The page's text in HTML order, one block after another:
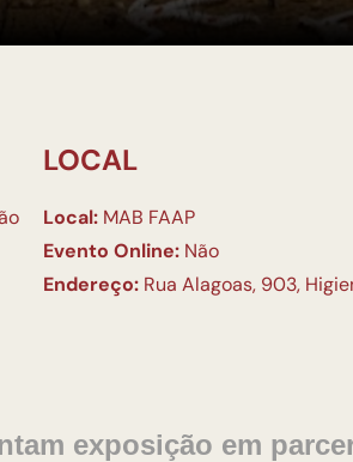
LOCAL
Local: MAB FAAP
Evento Online: Não
Endereço: Rua Alagoas, 903,
exposição em